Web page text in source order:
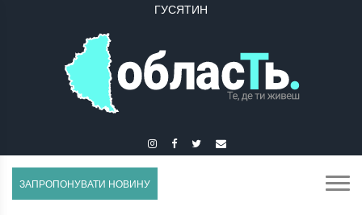
ГУСЯТИН
ЗАПРОПОНУВАТИ НОВИНУ